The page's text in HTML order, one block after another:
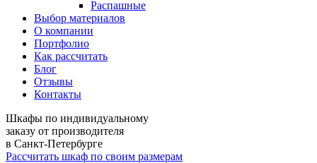
Распашные
Выбор материалов
О компании
Портфолио
Как рассчитать
Блог
Отзывы
Контакты
Шкафы по индивидуальному
заказу от производителя
в Санкт-Петербурге
Рассчитать шкаф по своим размерам